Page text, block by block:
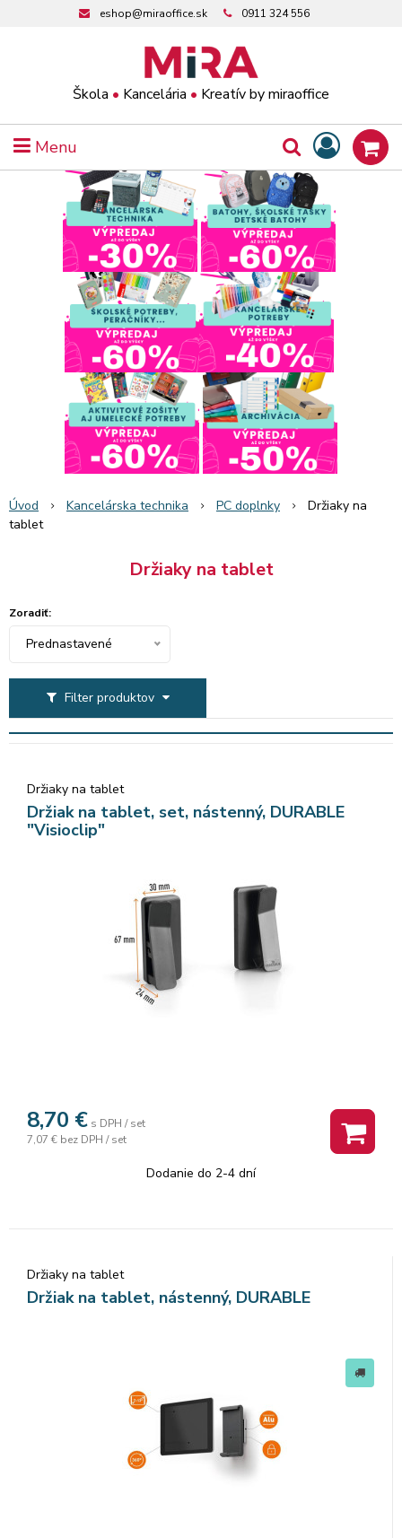
Škola • Kancelária • Kreatív by miraoffice
eshop@miraoffice.sk 0911 324 556
Menu
Úvod Kancelárska technika PC doplnky
Držiaky na
tablet
Držiaky na tablet
Filter produktov
Zoradiť:
Prednastavené
Držiaky na tablet
Držiak na tablet, set, nástenný, DURABLE
"Visioclip"
8,70 € s DPH / set
7,07 € bez DPH / set
Dodanie do 2-4 dní
Držiaky na tablet
Držiak na tablet, nástenný, DURABLE